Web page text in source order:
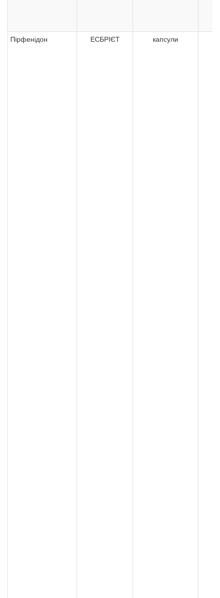
Пірфенідон ЕСБРІЄТ капсули